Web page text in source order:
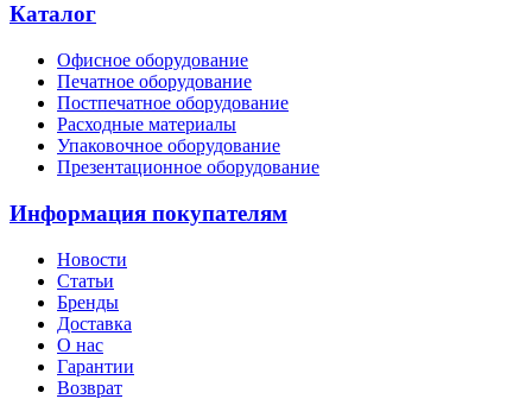
Каталог
Офисное оборудование
Печатное оборудование
Постпечатное оборудование
Расходные материалы
Упаковочное оборудование
Презентационное оборудование
Информация покупателям
Новости
Статьи
Бренды
Доставка
О нас
Гарантии
Возврат